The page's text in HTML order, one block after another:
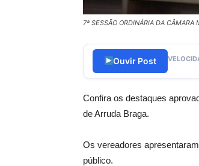
7ª SESSÃO ORDINÁRIA DA CÂMARA
Ouvir Post
Confira os destaques
de Arruda Braga.
Os vereadores
público.